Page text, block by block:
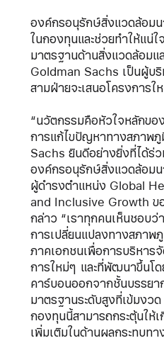
องค์กรอนุรักษ์สิ่งแวดล้อม
ในกองทุนและช่วยทำให้แน่ใ
มาตรฐานด้านสิ่งแวดล้อมแ
Goldman Sachs เป็นผู้บ
สามฝ่ายจะเสนอโครงการใ
“นวัตกรรมคือหัวใจหลักข
การแก้ไขปัญหาทางสภาพ
Sachs ยินดีอย่างยิ่งที่ได้ร่
องค์กรอนุรักษ์สิ่งแวดล้อม
ผู้ดำรงตำแหน่ง Global
and Inclusive Growth ข
กล่าว “เราทุกคนเห็นชอบว่
การเปลี่ยนแปลงทางสภาพ
ภาคเอกชนเพื่อการบริหาร
การใหม่ๆ และที่พัฒนาขึ้นโ
คาร์บอนออกจากชั้นบรรย
มาตรฐานระดับสูงที่เข้มงว
กองทุนนี้สามารถกระตุ้นให้
เพิ่มเติมในด้านผลกระทบท